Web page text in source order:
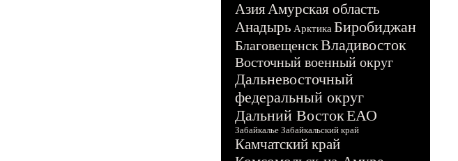
АзияАмурская область
Анадырь Арктика Биробиджан
БлаговещенскВладивосток
Восточный военный округ
Дальневосточный
федеральный округ
Дальний ВостокЕАО
Забайкалье Забайкальский край
Камчатский край